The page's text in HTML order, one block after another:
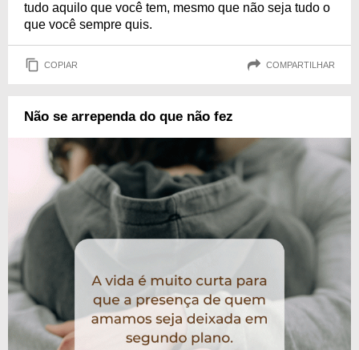
tudo aquilo que você tem, mesmo que não seja tudo o
que você sempre quis.
COPIAR COMPARTILHAR
Não se arrependa do que não fez